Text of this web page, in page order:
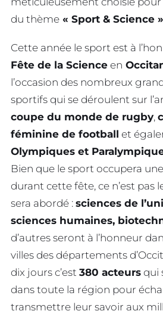
du thème « Sport & Science »
Cette année le sport est à
Fête de la Science en
l’occasion des nombreux
sportifs qui se déroulent sur
coupe du monde de rugby,
féminine de football et
Olympiques et
Bien que le sport occupera
durant cette fête, ce n’est pas
sera abordé : sciences de
sciences humaines,
d’autres seront à l’honneur
villes des départements
dix jours c’est 380 acteurs qui
dans toute la région pour
transmettre leur savoir aux